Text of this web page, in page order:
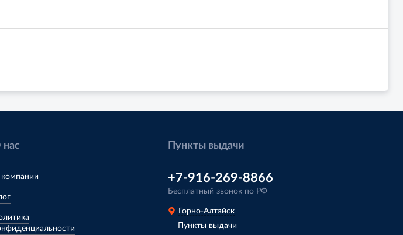
Пункты выдачи
+7-916-269-8866
Бесплатный звонок по РФ
Горно-Алтайск
Пункты выдачи